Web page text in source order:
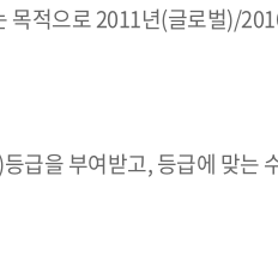
적으로 2011년(글로벌)/
급을 부여받고, 등급에 맞는